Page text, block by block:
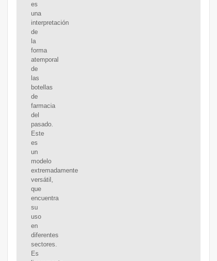
es
una
interpretación
de
la
forma
atemporal
de
las
botellas
de
farmacia
del
pasado.
Este
es
un
modelo
extremadamente
versátil,
que
encuentra
su
uso
en
diferentes
sectores.
Es